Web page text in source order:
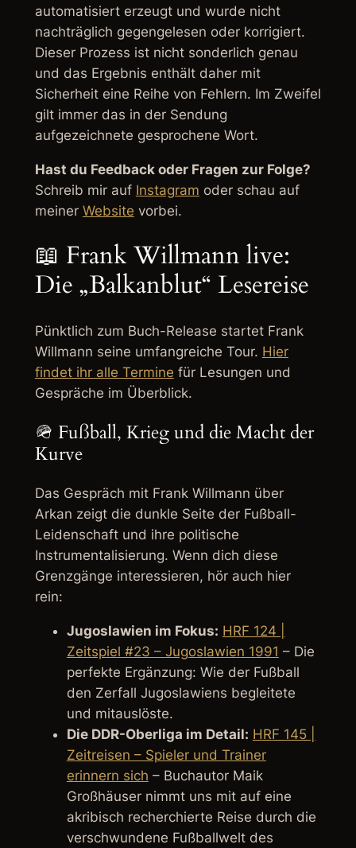
automatisiert erzeugt und wurde nicht
nachträglich gegengelesen oder korrigiert.
Dieser Prozess ist nicht sonderlich genau
und das Ergebnis enthält daher mit
Sicherheit eine Reihe von Fehlern. Im Zweifel
gilt immer das in der Sendung
aufgezeichnete gesprochene Wort.
Hast du Feedback oder Fragen zur Folge?
Schreib mir auf Instagram oder schau auf
meiner Website vorbei.
📖 Frank Willmann live:
Die „Balkanblut“ Lesereise
Pünktlich zum Buch-Release startet Frank
Willmann seine umfangreiche Tour. Hier
findet ihr alle Termine für Lesungen und
Gespräche im Überblick.
🪖 Fußball, Krieg und die Macht der
Kurve
Das Gespräch mit Frank Willmann über
Arkan zeigt die dunkle Seite der Fußball-
Leidenschaft und ihre politische
Instrumentalisierung. Wenn dich diese
Grenzgänge interessieren, hör auch hier
rein:
Jugoslawien im Fokus: HRF 124 |
Zeitspiel #23 – Jugoslawien 1991 – Die
perfekte Ergänzung: Wie der Fußball
den Zerfall Jugoslawiens begleitete
und mitauslöste.
Die DDR-Oberliga im Detail: HRF 145 |
Zeitreisen – Spieler und Trainer
erinnern sich – Buchautor Maik
Großhäuser nimmt uns mit auf eine
akribisch recherchierte Reise durch die
verschwundene Fußballwelt des